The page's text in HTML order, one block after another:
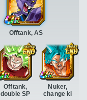
Offtank,
double SP
Nuker,
change ki
Offtank, AS